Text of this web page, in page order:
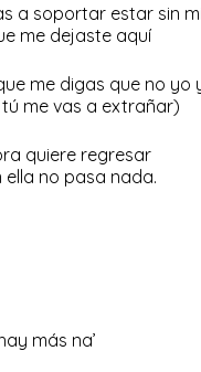
a soportar estar sin
me dejaste aquí
me digas que no yo
me vas a extrañar)
quiere regresar
ella no pasa nada.
más na’